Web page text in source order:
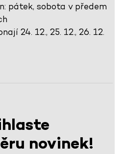
pátek, sobota v předem
24. 12., 25. 12., 26. 12.
novinek!